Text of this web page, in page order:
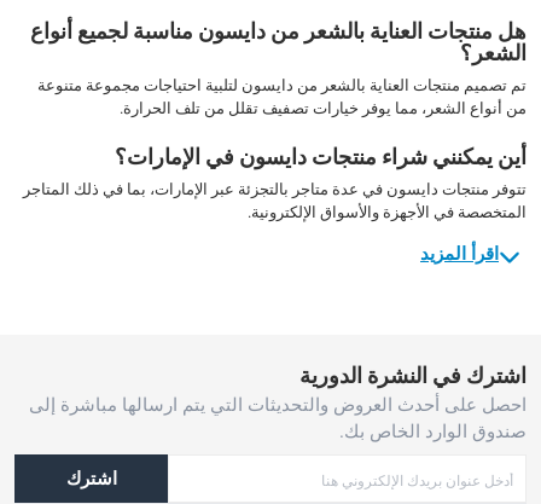
هل منتجات العناية بالشعر من دايسون مناسبة لجميع أنواع
الشعر؟
تم تصميم منتجات العناية بالشعر من دايسون لتلبية احتياجات مجموعة متنوعة
من أنواع الشعر، مما يوفر خيارات تصفيف تقلل من تلف الحرارة.
أين يمكنني شراء منتجات دايسون في الإمارات؟
تتوفر منتجات دايسون في عدة متاجر بالتجزئة عبر الإمارات، بما في ذلك المتاجر
المتخصصة في الأجهزة والأسواق الإلكترونية.
اقرأ المزيد
اشترك في النشرة الدورية
احصل على أحدث العروض والتحديثات التي يتم ارسالها مباشرة إلى
صندوق الوارد الخاص بك.
اشترك